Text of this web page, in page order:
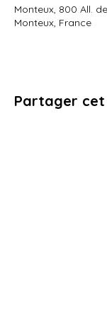
Monteux, 800 All.
Monteux, France
Partager